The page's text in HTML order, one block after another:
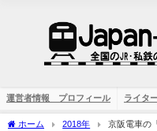
運営者情報 プロフィール ライタ
ホーム 2018年 京阪電車の